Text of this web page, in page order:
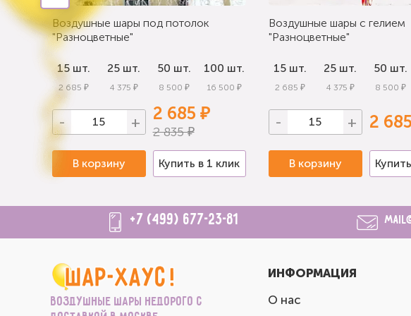
Воздушные шары под потолок
"Разноцветные"
15 шт.
2 685 ₽
25 шт.
4 375 ₽
50 шт.
8 500 ₽
100 шт.
16 500 ₽
- + 2 685 ₽
2 835 ₽
В корзину Купить в 1 клик
Воздушные шары с гелием
"Разноцветные"
15 шт.
2 685 ₽
25 шт.
4 375 ₽
50 шт.
8 500 ₽
- + 2
В корзину
+7 (499) 677-23-81
Воздушные шары недорого с
ИНФОРМАЦИЯ
О нас